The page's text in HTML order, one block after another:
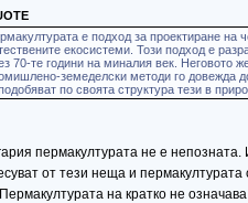
е подход за проектиране
екосистеми. Този подход е
70-те години на миналия век. Неговото
земеделски методи го довежда
по своята структура тези в
пермакултурата не е
от тези неща и
на кратко не